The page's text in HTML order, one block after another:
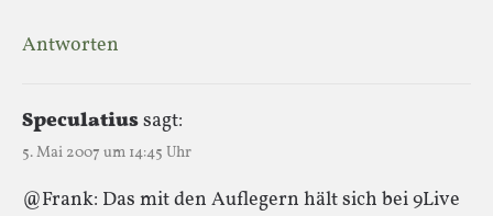
Antworten
Speculatiussagt:
5. Mai 2007 um 14:45 Uhr
@Frank: Das mit den Auflegern hält sich bei 9Live